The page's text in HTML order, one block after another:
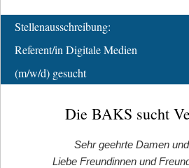
Stellenausschreibung:
Referent/in Digitale Medien
(m/w/d) gesucht
Die BAKS sucht
Sehr geehrte Damen
Liebe Freundinnen und